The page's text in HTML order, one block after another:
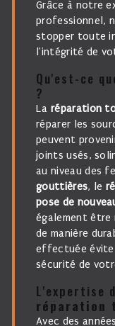
Grâce à notre
professionnel,
stopper toute
l'intégrité de
Qu'est-ce
?
La réparation
réparer les
peuvent
joints usés,
au niveau des
gouttières, le
pose de
également être
de manière
effectuée évite
sécurité de
L'expertise
réparation
Avec des